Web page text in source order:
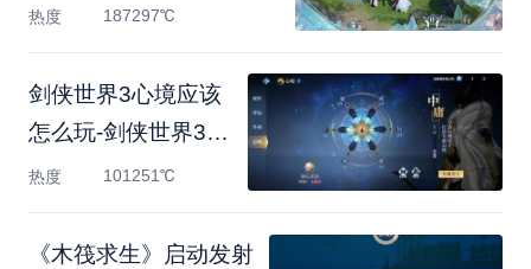
热度 187297℃
剑侠世界3心境应该
怎么玩-剑侠世界3心
境玩法攻
热度 101251℃
《木筏求生》启动发射